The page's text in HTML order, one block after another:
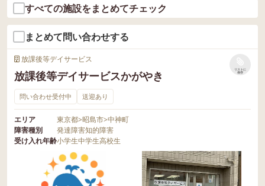
すべての施設をまとめてチェック
まとめて問い合わせする
放課後等デイサービス
放課後等デイサービスかがやき
リストに
保存
問い合わせ受付中 送迎あり
エリア 東京都>昭島市>中神町
障害種別
発達障害知的障害
受け入れ年齢小学生中学生高校生